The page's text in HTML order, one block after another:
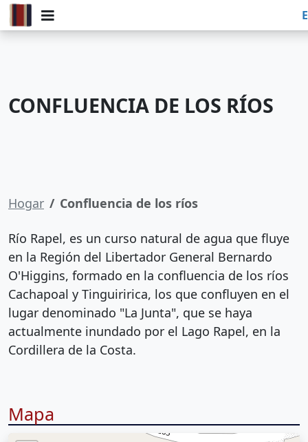
CONFLUENCIA DE LOS RÍOS
Hogar Confluencia de los ríos
Río Rapel, es un curso natural de agua que fluye
en la Región del Libertador General Bernardo
O'Higgins, formado en la confluencia de los ríos
Cachapoal y Tinguiririca, los que confluyen en el
lugar denominado "La Junta", que se haya
actualmente inundado por el Lago Rapel, en la
Cordillera de la Costa.
Mapa